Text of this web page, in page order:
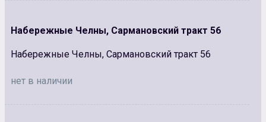
Набережные Челны, Сармановский тракт 56
Набережные Челны, Сармановский тракт 56
нет в наличии